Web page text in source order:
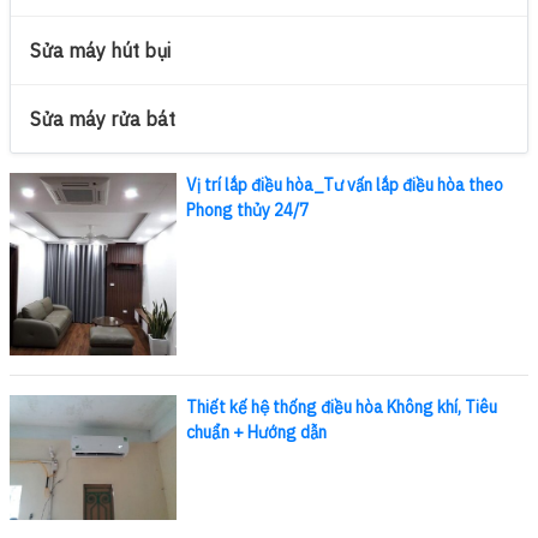
Sửa máy hút bụi
Sửa máy rửa bát
Vị trí lắp điều hòa_Tư vấn lắp điều hòa theo
Phong thủy 24/7
Thiết kế hệ thống điều hòa Không khí, Tiêu
chuẩn + Hướng dẫn